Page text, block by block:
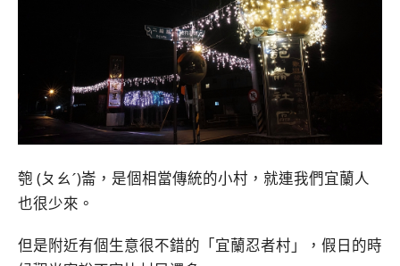
匏 (ㄆㄠˊ)崙，是個相當傳統的小村，就連我們宜蘭人
也很少來。
但是附近有個生意很不錯的「宜蘭忍者村」，假日的時